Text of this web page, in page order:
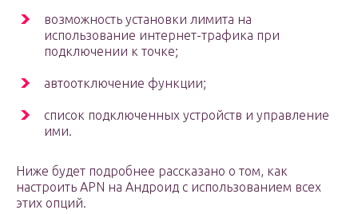
возможность установки лимита на
использование интернет-трафика при
подключении к точке;
автоотключение функции;
список подключенных устройств и управление
ими.
Ниже будет подробнее рассказано о том, как
настроить APN на Андроид с использованием всех
этих опций.